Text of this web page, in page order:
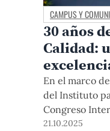
CAMPUS Y
30 años
Calidad:
En el marco
del Instituto
Congreso
21.10.2025